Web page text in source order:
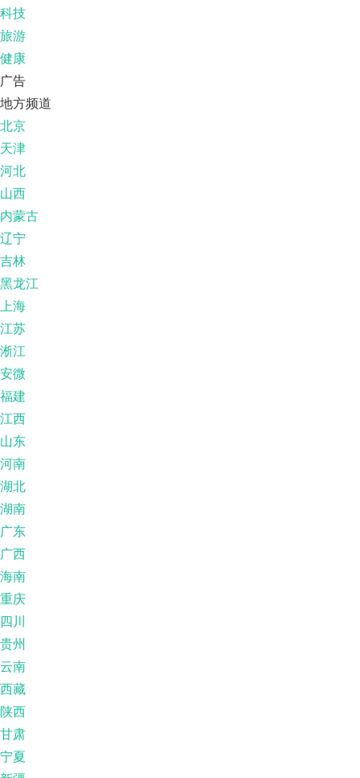
科技
旅游
健康
广告
地方频道
北京
天津
河北
山西
内蒙古
辽宁
吉林
黑龙江
上海
江苏
淅江
安微
福建
江西
山东
河南
湖北
湖南
广东
广西
海南
重庆
四川
贵州
云南
西藏
陕西
甘肃
宁夏